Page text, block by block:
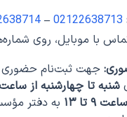
02122638713
–
با موبایل، روی
جهت ثبت‌نام حضوری
شنبه تا چهارشنبه از ساعت ۹ تا
۹ تا ۱۳
به دفتر